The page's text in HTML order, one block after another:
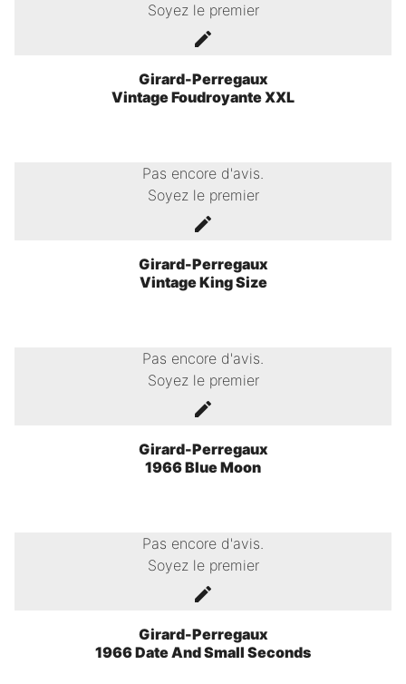
Soyez le premier
Girard-Perregaux
Vintage Foudroyante XXL
Pas encore d'avis.
Soyez le premier
Girard-Perregaux
Vintage King Size
Pas encore d'avis.
Soyez le premier
Girard-Perregaux
1966 Blue Moon
Pas encore d'avis.
Soyez le premier
Girard-Perregaux
1966 Date And Small Seconds